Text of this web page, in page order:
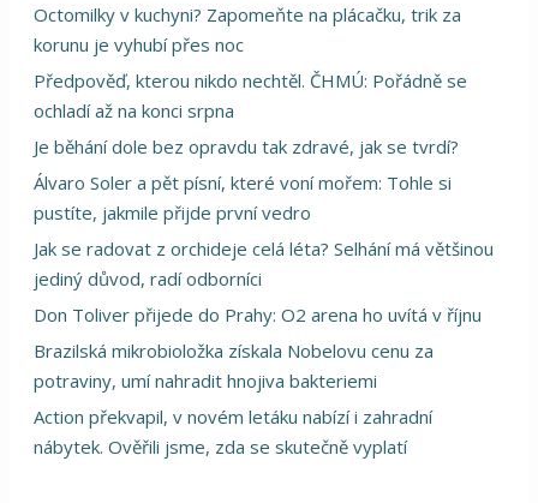
Octomilky v kuchyni? Zapomeňte na plácačku, trik za
korunu je vyhubí přes noc
Předpověď, kterou nikdo nechtěl. ČHMÚ: Pořádně se
ochladí až na konci srpna
Je běhání dole bez opravdu tak zdravé, jak se tvrdí?
Álvaro Soler a pět písní, které voní mořem: Tohle si
pustíte, jakmile přijde první vedro
Jak se radovat z orchideje celá léta? Selhání má většinou
jediný důvod, radí odborníci
Don Toliver přijede do Prahy: O2 arena ho uvítá v říjnu
Brazilská mikrobioložka získala Nobelovu cenu za
potraviny, umí nahradit hnojiva bakteriemi
Action překvapil, v novém letáku nabízí i zahradní
nábytek. Ověřili jsme, zda se skutečně vyplatí